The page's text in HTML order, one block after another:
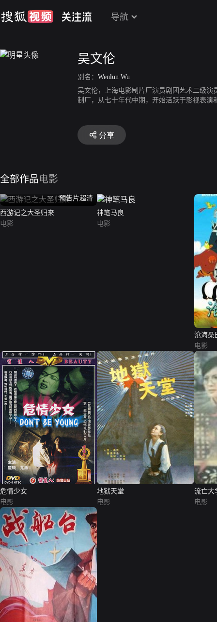
导航
吴文伦
别名： Wenlun Wu
吴文伦，上海电影制片厂演员剧团艺术二级演
制厂，从七十年代中期，开始活跃于影视表
分享
全部作品电影
预告片超清
西游记之大圣归来
电影
神笔马良
电影
沧海桑
电影
危情少女
电影
地狱天堂
电影
流亡大
电影